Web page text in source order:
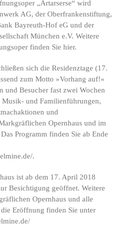
„Artarserse“ wird
AG, der Oberfrankenstiftung,
Bayreuth-Hof eG und der
München e.V. Weitere
finden Sie hier.
sich die Residenztage (17.
zum Motto »Vorhang auf!«
und Besucher fast zwei Wochen
Musik- und Familienführungen,
und
Opernhaus und im
Programm finden Sie ab Ende
.
ist ab dem 17. April 2018
Besichtigung geöffnet. Weitere
Opernhaus und alle
Eröffnung finden Sie unter